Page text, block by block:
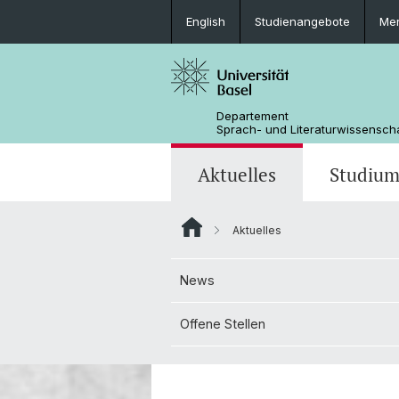
English Studienangebote
Departement
Sprach- und
Aktuelles
News
Offene Stellen
Studium
Bachelorstudium
MSG Literaturwissenschaft
Doktoratsprogramm
Personen
Departementsverwaltung
Dokumente & Merkblätter
Aktuelles
News
Offene Stellen